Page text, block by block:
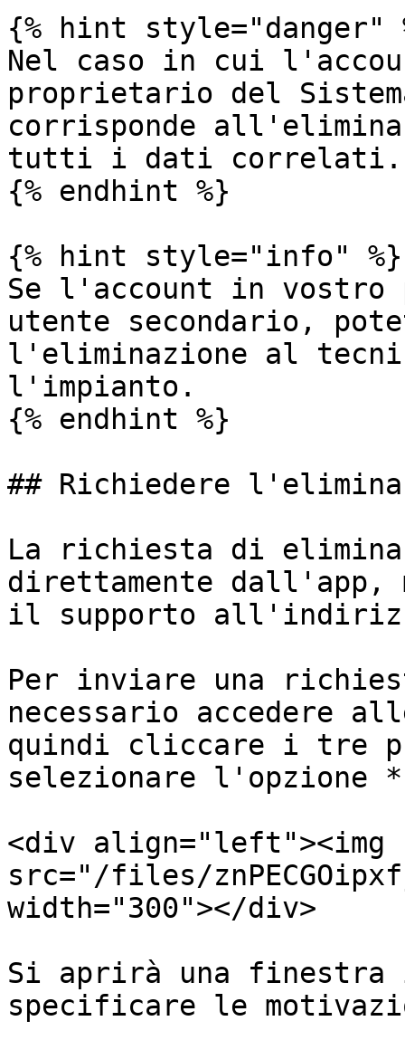
{% hint style="danger"
Nel caso in cui
proprietario del
corrisponde
tutti i dati correlati.
{% endhint %}
{% hint style="info" %}
Se l'account in vostro
utente secondario,
l'eliminazione al
l'impianto.
{% endhint %}
## Richiedere
La richiesta di
direttamente dall'app,
il supporto all'indirizzo
Per inviare una
necessario accedere
quindi cliccare i tre
selezionare l'opzione
<div align="left"><img
src="/files/
width="300"></div>
Si aprirà una
specificare le